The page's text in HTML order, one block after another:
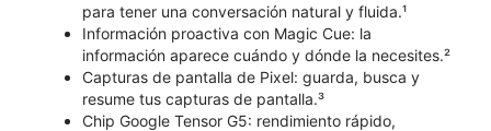
para tener una conversación natural y fluida.¹
Información proactiva con Magic Cue: la
información aparece cuándo y dónde la necesites.²
Capturas de pantalla de Pixel: guarda, busca y
resume tus capturas de pantalla.³
Chip Google Tensor G5: rendimiento rápido,